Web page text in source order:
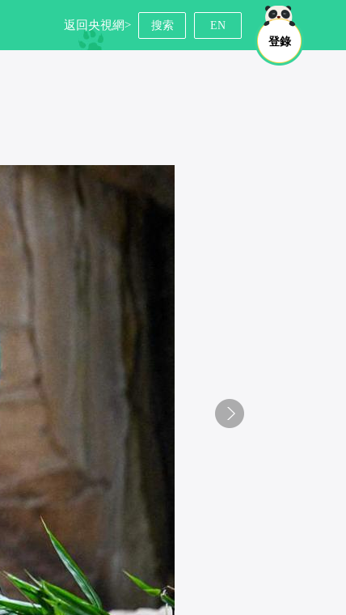
登錄
返回央視網> 搜索 EN